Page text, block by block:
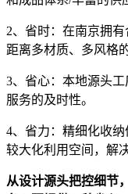
2、省时：在南京拥
距离多材质、多风格
3、省心：本地源头
服务的及时性。
4、省力：精细化收
较大化利用空间，解
从设计源头把控细节